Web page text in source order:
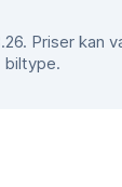
Priser
biltype.